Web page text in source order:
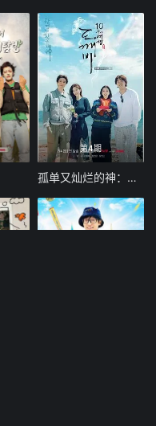
第4期
孤单又灿烂的神：鬼怪十周年特辑